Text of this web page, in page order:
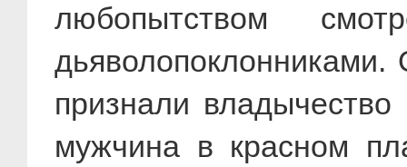
любопытством
признали
мужчина в красном